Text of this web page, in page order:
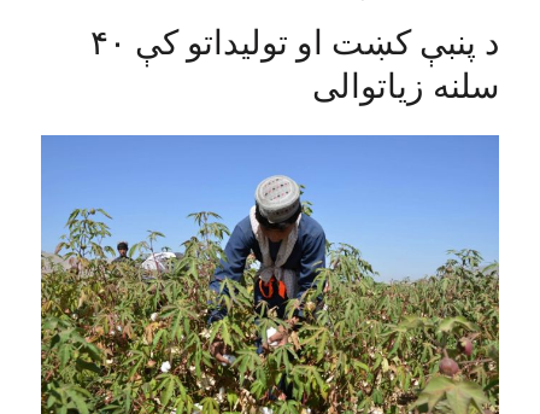
د پنبې کښت او تولیداتو کې ۴۰
سلنه زیاتوالی